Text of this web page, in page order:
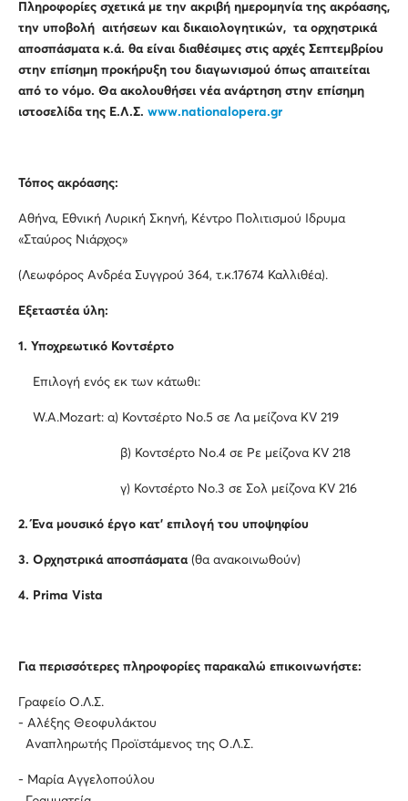
Πληροφορίες σχετικά με την ακριβή ημερομηνία της ακρόασης,
την υποβολή αιτήσεων και δικαιολογητικών, τα ορχηστρικά
αποσπάσματα κ.ά. θα είναι διαθέσιμες στις αρχές Σεπτεμβρίου
στην επίσημη προκήρυξη του διαγωνισμού όπως απαιτείται
από το νόμο. Θα ακολουθήσει νέα ανάρτηση στην επίσημη
ιστοσελίδα της Ε.Λ.Σ. www.nationalopera.gr
Τόπος ακρόασης:
Αθήνα, Εθνική Λυρική Σκηνή, Κέντρο Πολιτισμού Ιδρυμα
«Σταύρος Νιάρχος»
(Λεωφόρος Ανδρέα Συγγρού 364, τ.κ.17674 Καλλιθέα).
Εξεταστέα ύλη:
1. Υποχρεωτικό Κοντσέρτο
Επιλογή ενός εκ των κάτωθι:
W.A.Mozart: α) Κοντσέρτο No.5 σε Λα μείζονα KV 219
β) Κοντσέρτο No.4 σε Ρε μείζονα KV 218
γ) Κοντσέρτο No.3 σε Σολ μείζονα KV 216
2. Ένα μουσικό έργο κατ’ επιλογή του υποψηφίου
3. Ορχηστρικά αποσπάσματα (θα ανακοινωθούν)
4. Prima Vista
Για περισσότερες πληροφορίες παρακαλώ επικοινωνήστε:
Γραφείο Ο.Λ.Σ.
- Αλέξης Θεοφυλάκτου
Αναπληρωτής Προϊστάμενος της Ο.Λ.Σ.
- Μαρία Αγγελοπούλου